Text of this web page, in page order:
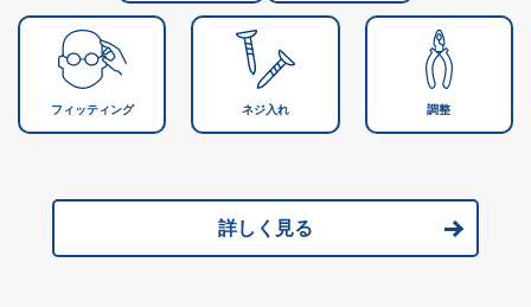
フィッティング ネジ入れ 調整
詳しく見る